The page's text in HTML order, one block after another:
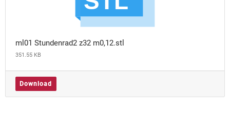
ml01 Stundenrad2 z32 m0,12.stl
351.55 KB
Download